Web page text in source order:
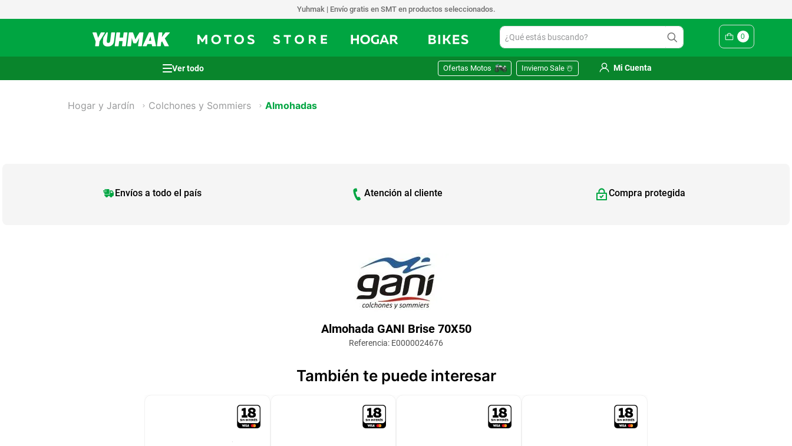
Yuhmak | Envío gratis en SMT en productos seleccionados.
¿Qué estás buscando? 0
Ofertas Motos Invierno Sale ☃️ Mi Cuenta
Hogar y Jardín Colchones y Sommiers Almohadas
Envíos a todo el país Atención al cliente Compra protegida
Almohada GANI Brise 70X50
Referencia: E0000024676
También te puede interesar